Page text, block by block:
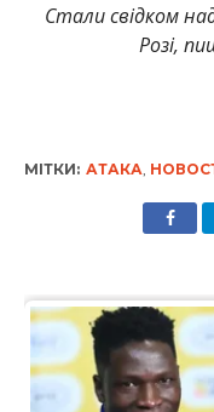
Стали свідком
Розі,
МІТКИ: АТАКА